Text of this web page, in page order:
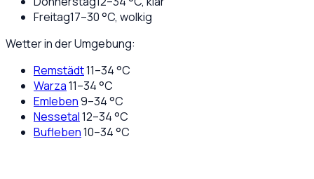
Freitag17–30°C, wolkig
Wetter in der Umgebung:
Remstädt11–34°C
Warza11–34°C
Emleben9–34°C
Nessetal12–34°C
Bufleben10–34°C